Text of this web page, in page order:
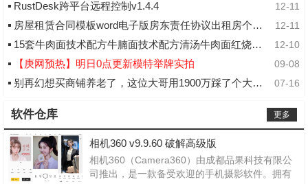
12-11
RustDesk跨平台远程控制v1.4.4
12-11
房屋租赁合同模板word电子版房东责任协议出租房个人住房商铺
12-10
15套牛肉面技术配方牛腩面技术配方清汤牛肉面红烧牛肉面全套教程
09-08
【庚网预热】明日0点更新模特举牌实拍
07-16
别再幻想买商铺养老了，这位大哥用1900万踩了个大坑！
更多
软件仓库
相机360 v9.9.60 破解高级版
相机360（Camera360）由成都品果科技有限公
司推出，是一款备受欢迎的手机摄影软件。拥有